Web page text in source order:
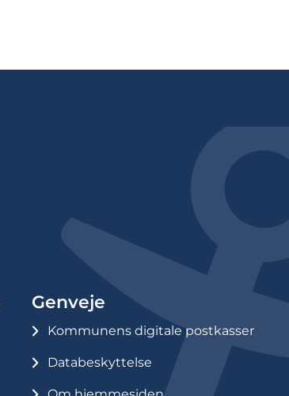
Genveje
Kommunens digitale postkasser
Databeskyttelse